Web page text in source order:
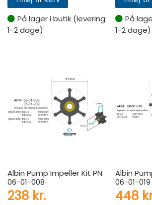
På lager i butik (levering:
1-2 dage)
På
1-2 dage)
Albin Pump Impeller Kit PN
06-01-008
238 kr.
Albin
06-01-019
448